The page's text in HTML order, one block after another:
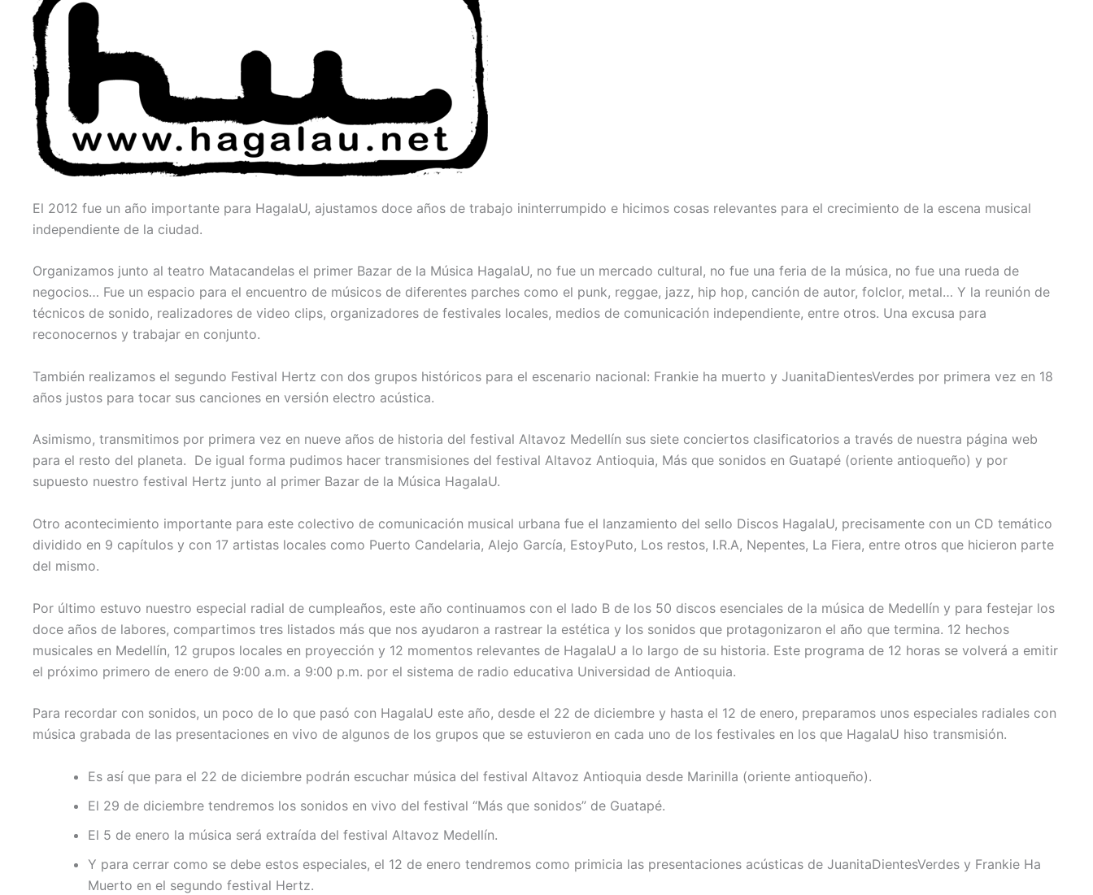
El 2012 fue un año importante para HagalaU, ajustamos doce años de trabajo ininterrumpido e hicimos cosas relevantes para el crecimiento de la escena musical
independiente de la ciudad.
Organizamos junto al teatro Matacandelas el primer Bazar de la Música HagalaU, no fue un mercado cultural, no fue una feria de la música, no fue una rueda de
negocios… Fue un espacio para el encuentro de músicos de diferentes parches como el punk, reggae, jazz, hip hop, canción de autor, folclor, metal… Y la reunión de
técnicos de sonido, realizadores de video clips, organizadores de festivales locales, medios de comunicación independiente, entre otros. Una excusa para
reconocernos y trabajar en conjunto.
También realizamos el segundo Festival Hertz con dos grupos históricos para el escenario nacional: Frankie ha muerto y JuanitaDientesVerdes por primera vez en 18
años justos para tocar sus canciones en versión electro acústica.
Asimismo, transmitimos por primera vez en nueve años de historia del festival Altavoz Medellín sus siete conciertos clasificatorios a través de nuestra página web
para el resto del planeta. De igual forma pudimos hacer transmisiones del festival Altavoz Antioquia, Más que sonidos en Guatapé (oriente antioqueño) y por
supuesto nuestro festival Hertz junto al primer Bazar de la Música HagalaU.
Otro acontecimiento importante para este colectivo de comunicación musical urbana fue el lanzamiento del sello Discos HagalaU, precisamente con un CD temático
dividido en 9 capítulos y con 17 artistas locales como Puerto Candelaria, Alejo García, EstoyPuto, Los restos, I.R.A, Nepentes, La Fiera, entre otros que hicieron parte
del mismo.
Por último estuvo nuestro especial radial de cumpleaños, este año continuamos con el lado B de los 50 discos esenciales de la música de Medellín y para festejar los
doce años de labores, compartimos tres listados más que nos ayudaron a rastrear la estética y los sonidos que protagonizaron el año que termina. 12 hechos
musicales en Medellín, 12 grupos locales en proyección y 12 momentos relevantes de HagalaU a lo largo de su historia. Este programa de 12 horas se volverá a emitir
el próximo primero de enero de 9:00 a.m. a 9:00 p.m. por el sistema de radio educativa Universidad de Antioquia.
Para recordar con sonidos, un poco de lo que pasó con HagalaU este año, desde el 22 de diciembre y hasta el 12 de enero, preparamos unos especiales radiales con
música grabada de las presentaciones en vivo de algunos de los grupos que se estuvieron en cada uno de los festivales en los que HagalaU hiso transmisión.
Es así que para el 22 de diciembre podrán escuchar música del festival Altavoz Antioquia desde Marinilla (oriente antioqueño).
El 29 de diciembre tendremos los sonidos en vivo del festival “Más que sonidos” de Guatapé.
El 5 de enero la música será extraída del festival Altavoz Medellín.
Y para cerrar como se debe estos especiales, el 12 de enero tendremos como primicia las presentaciones acústicas de JuanitaDientesVerdes y Frankie Ha
Muerto en el segundo festival Hertz.